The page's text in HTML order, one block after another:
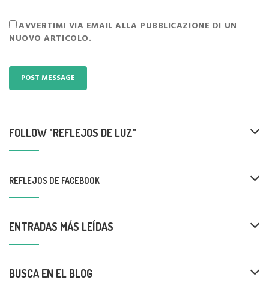
AVVERTIMI VIA EMAIL ALLA PUBBLICAZIONE DI UN
NUOVO ARTICOLO.
FOLLOW "REFLEJOS DE LUZ"
REFLEJOS DE FACEBOOK
ENTRADAS MÁS LEÍDAS
BUSCA EN EL BLOG